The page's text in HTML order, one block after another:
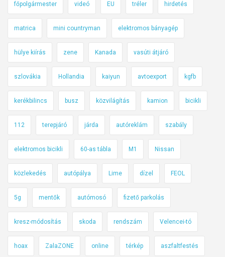
d
o
t
T
p
l
c
főpolgármester videó EU tréler hirdetés
matrica mini countryman elektromos bányagép
hülye kiírás zene Kanada vasúti átjáró
szlovákia Hollandia kaiyun avtoexport kgfb
kerékbilincs busz közvilágítás kamion bicikli
112 terepjáró járda autóreklám szabály
elektromos bicikli 60-as tábla M1 Nissan
közlekedés autópálya Lime dízel FEOL
5g mentők autómosó fizető parkolás
kresz-módosítás skoda rendszám Velencei-tó
hoax ZalaZONE online térkép aszfaltfestés